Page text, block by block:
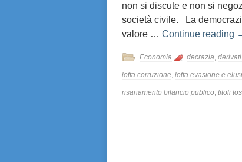
non si discute e non si
società civile. La
valore … Continue reading
Economia decrazia,
lotta corruzione, lotta evasione e
risanamento bilancio publico, titoli